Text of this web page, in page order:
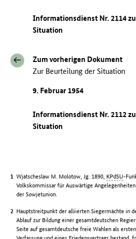
Informationsdienst Nr. 2114
Situation
Zum vorherigen Dokument
Zur Beurteilung der Situation
9. Februar 1954
Informationsdienst Nr. 2112
Situation
Wjatscheslaw M. Molotow, Jg. 1890, KPdSU-
Volkskommissar für Auswärtige
der Sowjetunion.
Hauptstreitpunkt der alliierten Siegermächte in
Ablauf zur Bildung einer gesamtdeutschen
Seite auf gesamtdeutsche freie Wahlen als